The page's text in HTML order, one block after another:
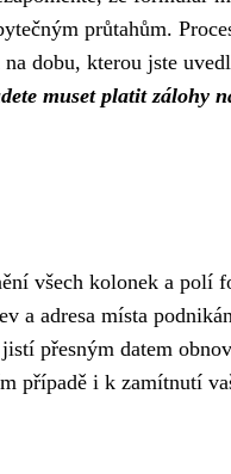
průtahům.
dobu, kterou jste
muset platit zálohy
všech kolonek a polí
a adresa místa
přesným datem
případě i k zamítnutí